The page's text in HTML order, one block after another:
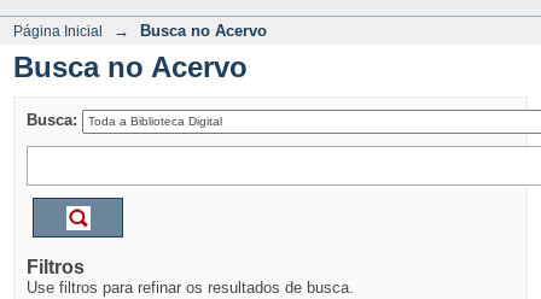
Página Inicial → Busca no Acervo
Busca no Acervo
Busca:
Filtros
Use filtros para refinar os resultados de busca.